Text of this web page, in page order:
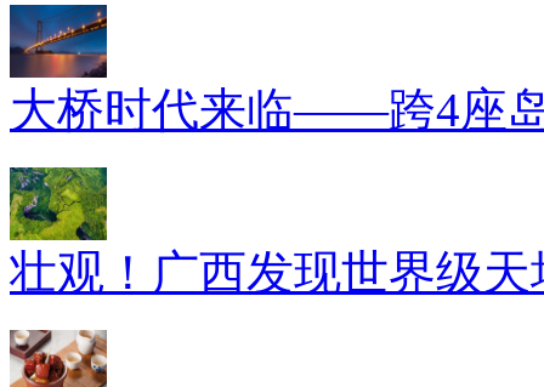
大桥时代来临——跨4座
壮观！广西发现世界级